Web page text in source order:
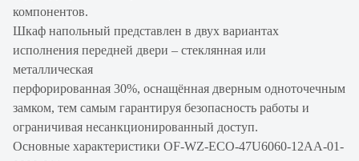
компонентов.
Шкаф напольный представлен в двух вариантах
исполнения передней двери – стеклянная или
металлическая
перфорированная 30%, оснащённая дверным одноточечным
замком, тем самым гарантируя безопасность работы и
ограничивая несанкционированный доступ.
Основные характеристики OF-WZ-ECO-47U6060-12AA-01-